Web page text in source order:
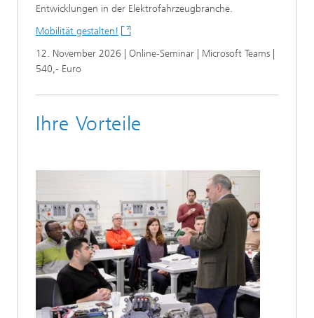
Entwicklungen in der Elektrofahrzeugbranche.
Mobilität gestalten!
12. November 2026 | Online-Seminar | Microsoft Teams |
540,- Euro
Ihre Vorteile